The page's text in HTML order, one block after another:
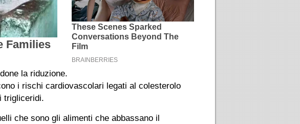
la riduzione.
i rischi cardiovascolari legati al colesterolo
trigliceridi.
che sono gli alimenti che abbassano il